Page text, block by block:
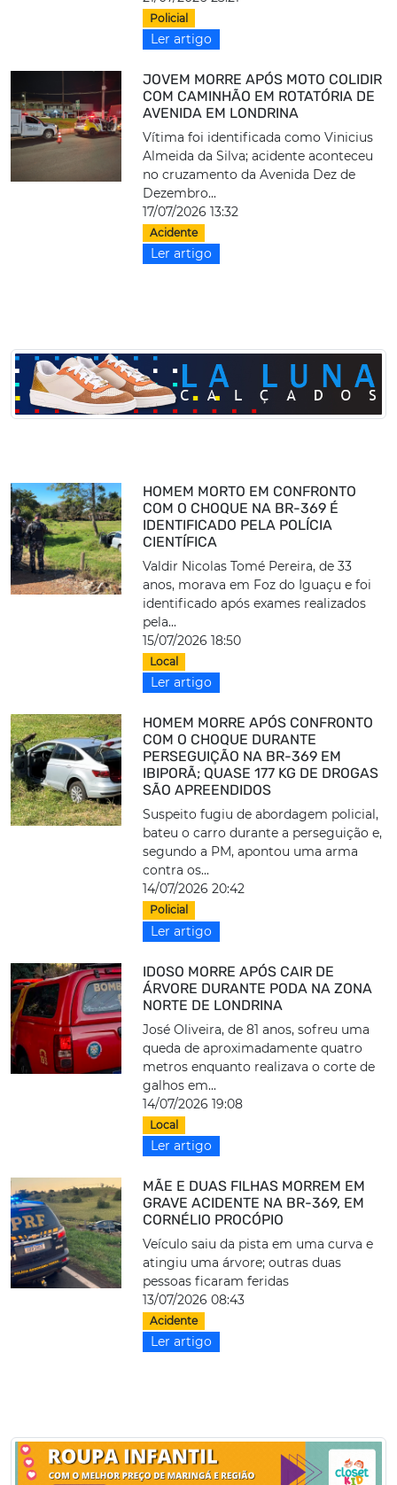
Policial
Ler artigo
JOVEM MORRE APÓS MOTO COLIDIR
COM CAMINHÃO EM ROTATÓRIA DE
AVENIDA EM LONDRINA
Vítima foi identificada como Vinicius
Almeida da Silva; acidente aconteceu
no cruzamento da Avenida Dez de
Dezembro...
17/07/2026 13:32
Acidente
Ler artigo
HOMEM MORTO EM CONFRONTO
COM O CHOQUE NA BR-369 É
IDENTIFICADO PELA POLÍCIA
CIENTÍFICA
Valdir Nicolas Tomé Pereira, de 33
anos, morava em Foz do Iguaçu e foi
identificado após exames realizados
pela...
15/07/2026 18:50
Local
Ler artigo
HOMEM MORRE APÓS CONFRONTO
COM O CHOQUE DURANTE
PERSEGUIÇÃO NA BR-369 EM
IBIPORÃ; QUASE 177 KG DE DROGAS
SÃO APREENDIDOS
Suspeito fugiu de abordagem policial,
bateu o carro durante a perseguição e,
segundo a PM, apontou uma arma
contra os...
14/07/2026 20:42
Policial
Ler artigo
IDOSO MORRE APÓS CAIR DE
ÁRVORE DURANTE PODA NA ZONA
NORTE DE LONDRINA
José Oliveira, de 81 anos, sofreu uma
queda de aproximadamente quatro
metros enquanto realizava o corte de
galhos em...
14/07/2026 19:08
Local
Ler artigo
MÃE E DUAS FILHAS MORREM EM
GRAVE ACIDENTE NA BR-369, EM
CORNÉLIO PROCÓPIO
Veículo saiu da pista em uma curva e
atingiu uma árvore; outras duas
pessoas ficaram feridas
13/07/2026 08:43
Acidente
Ler artigo